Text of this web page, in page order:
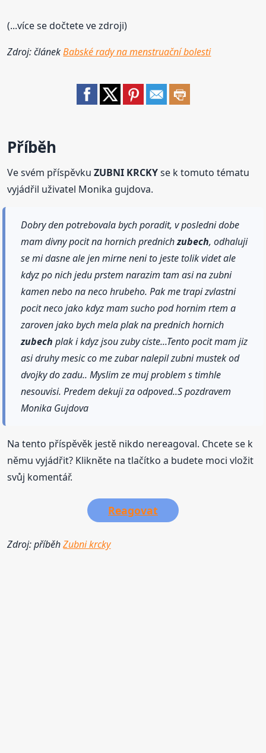
(...více se dočtete ve zdroji)
Zdroj: článekBabské rady na menstruační bolesti
Příběh
Ve svém příspěvkuZUBNI KRCKYse k tomuto tématu
vyjádřil uživatel Monika gujdova.
Dobry den potrebovala bych poradit, v posledni dobe
mam divny pocit na hornich prednichzubech, odhaluji
se mi dasne ale jen mirne neni to jeste tolik videt ale
kdyz po nich jedu prstem narazim tam asi na zubni
kamen nebo na neco hrubeho. Pak me trapi zvlastni
pocit neco jako kdyz mam sucho pod hornim rtem a
zaroven jako bych mela plak na prednich hornich
zubech plak i kdyz jsou zuby ciste...Tento pocit mam jiz
asi druhy mesic co me zubar nalepil zubni mustek od
dvojky do zadu.. Myslim ze muj problem s timhle
nesouvisi. Predem dekuji za odpoved..S pozdravem
Monika Gujdova
Na tento příspěvěk jestě nikdo nereagoval. Chcete se k
němu vyjádřit? Klikněte na tlačítko a budete moci vložit
svůj komentář.
Reagovat
Zdroj: příběhZubni krcky